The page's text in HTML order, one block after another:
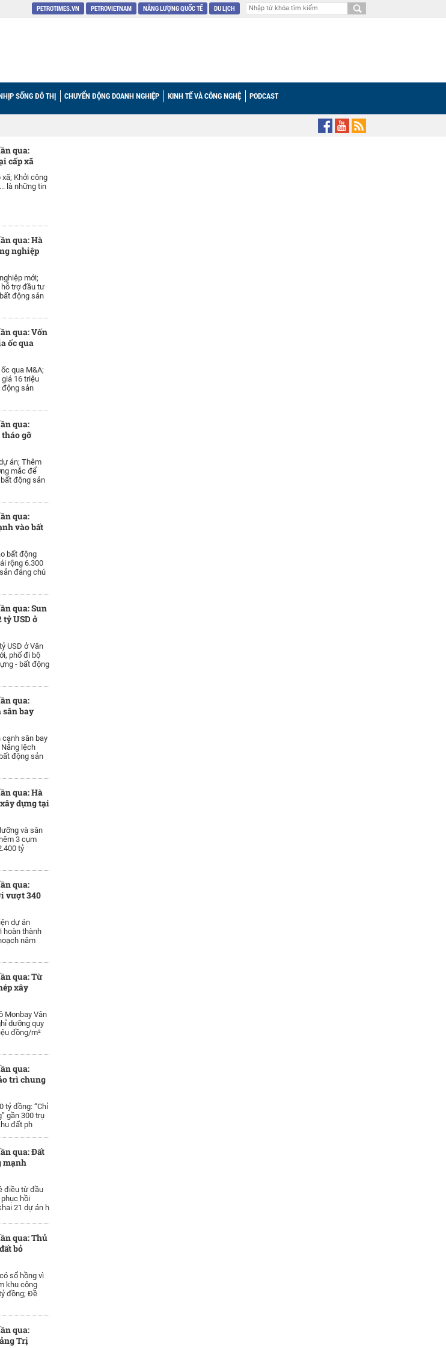
PETROTIMES.VN PETROVIETNAM NĂNG LƯỢNG QUỐC TẾ DU LỊCH
SỐNG ĐÔ THỊ CHUYỂN ĐỘNG DOANH NGHIỆP KINH TẾ VÀ CÔNG NGHỆ PODCAST
qua:
cấp xã
Khởi công
là những tin
qua: Hà
nghiệp
mới;
trợ đầu tư
động sản
qua: Vốn
ốc qua
qua M&A;
16 triệu
động sản
qua:
gỡ
án; Thêm
mắc để
động sản
qua:
vào bất
bất động
rộng 6.300
đáng chú
qua: Sun
tỷ USD ở
USD ở Vân
phố đi bộ
- bất động
qua:
sân bay
cạnh sân bay
lệch
động sản
qua: Hà
dựng tại
và sân
3 cụm
tỷ
qua:
vượt 340
dự án
hoàn thành
năm
qua: Từ
xây
Monbay Vân
dưỡng quy
đồng/m²
qua:
trì chung
tỷ đồng: “Chỉ
gần 300 trụ
đất ph
qua: Đất
mạnh
điều từ đầu
hồi
21 dự án h
qua: Thủ
bỏ
sổ hồng vì
khu công
đồng; Đề
qua:
Trị